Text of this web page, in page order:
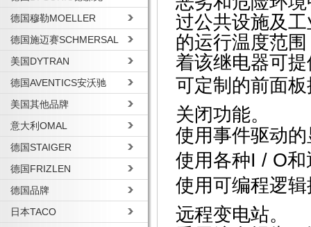
德国穆勒MOELLER
德国施迈赛SCHMERSAL
美国DYTRAN
德国AVENTICS安沃驰
美国其他品牌
意大利OMAL
德国STAIGER
德国FRIZLEN
德国品牌
日本TACO
过公共设施及
的运行温度范
着该继电器可
可定制的前面
关闭功能。
使用事件驱动
使用各种I / O
使用可编程逻
远程变电站。